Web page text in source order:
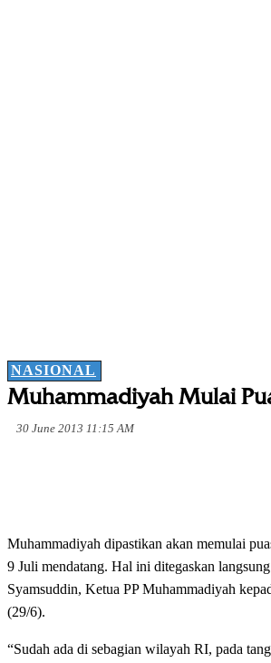
NASIONAL
Muhammadiyah Mulai
30 June 2013 11:15 AM
Muhammadiyah dipastikan akan memulai
9 Juli mendatang. Hal ini ditegaskan
Syamsuddin, Ketua PP Muhammadiyah
(29/6).
“Sudah ada di sebagian wilayah RI, pada